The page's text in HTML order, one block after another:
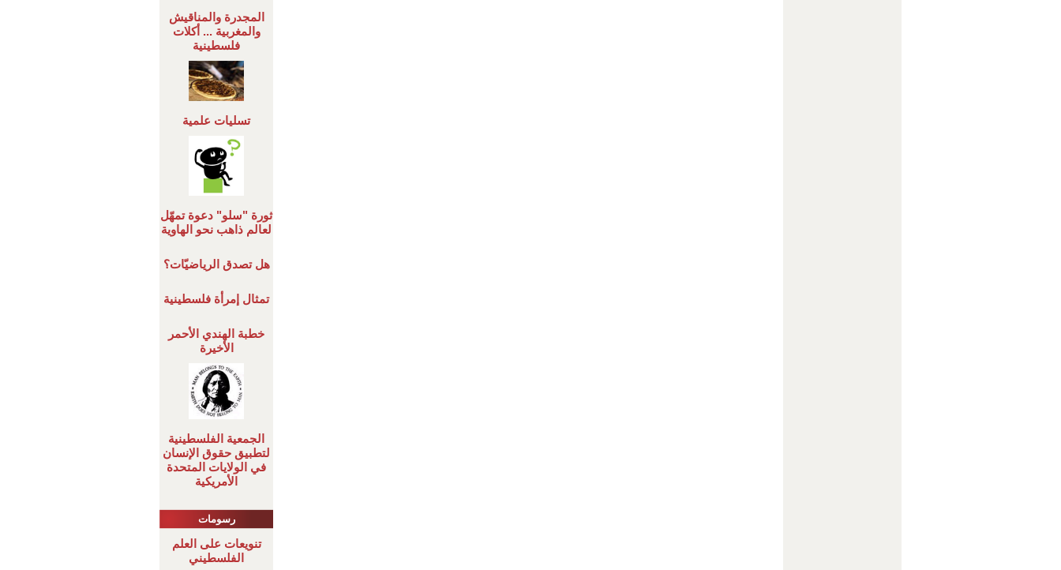
المجدرة والمناقيش
والمغربية ... أكلات
فلسطينية
تسليات علمية
ثورة "سلو" دعوة تمهّل
لعالم ذاهب نحو الهاوية
هل تصدق الرياضيّات؟
تمثال إمرأة فلسطينية
خطبة الهندي الأحمر
الأخيرة
الجمعية الفلسطينية
لتطبيق حقوق الإنسان
في الولايات المتحدة
الأمريكية
رسومات
تنويعات على العلم
الفلسطيني